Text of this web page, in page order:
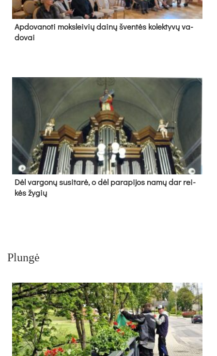
Ap­do­va­no­ti moks­lei­vių dai­nų šven­tės ko­lek­ty­vų va­
do­vai
Dėl var­go­nų su­si­ta­rė, o dėl pa­ra­pi­jos na­mų dar rei­
kės žy­gių
Plungė